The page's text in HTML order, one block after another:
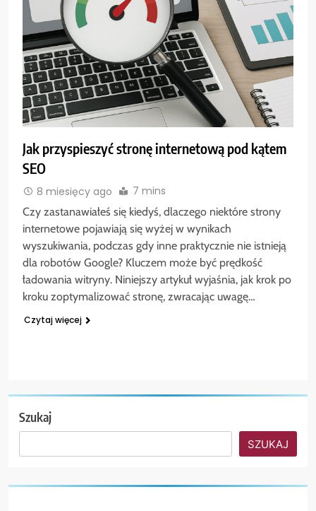
Jak przyspieszyć stronę internetową pod kątem
SEO
8 miesięcy ago 7 mins
Czy zastanawiałeś się kiedyś, dlaczego niektóre strony
internetowe pojawiają się wyżej w wynikach
wyszukiwania, podczas gdy inne praktycznie nie istnieją
dla robotów Google? Kluczem może być prędkość
ładowania witryny. Niniejszy artykuł wyjaśnia, jak krok po
kroku zoptymalizować stronę, zwracając uwagę…
Czytaj więcej
Szukaj
SZUKAJ